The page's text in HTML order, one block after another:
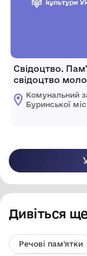
Свідоцтво.
свідоцтво
хлібороба.
Комунальний
Буринської
Дивіться
Речові пам'ятки